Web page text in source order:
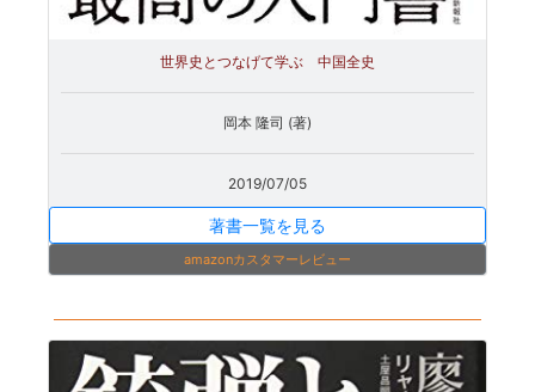
世界史とつなげて学ぶ 中国全史
岡本 隆司 (著)
2019/07/05
著書一覧を見る
amazonカスタマーレビュー